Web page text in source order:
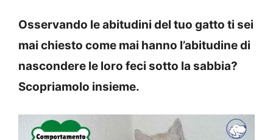
Osservando le abitudini del tuo gatto ti sei
mai chiesto come mai hanno l’abitudine di
nascondere le loro feci sotto la sabbia?
Scopriamolo insieme.